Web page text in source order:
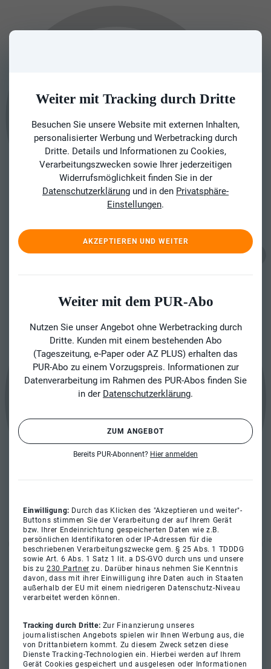
Weiter mit Tracking durch Dritte
Besuchen Sie unsere Website mit externen Inhalten,
personalisierter Werbung und Werbetracking durch
Dritte. Details und Informationen zu Cookies,
Verarbeitungszwecken sowie Ihrer jederzeitigen
Widerrufsmöglichkeit finden Sie in der
Datenschutzerklärung und in den Privatsphäre-
Einstellungen.
AKZEPTIEREN UND WEITER
Weiter mit dem PUR-Abo
Nutzen Sie unser Angebot ohne Werbetracking durch
Dritte. Kunden mit einem bestehenden Abo
(Tageszeitung, e-Paper oder AZ PLUS) erhalten das
PUR-Abo zu einem Vorzugspreis. Informationen zur
Datenverarbeitung im Rahmen des PUR-Abos finden Sie
in der Datenschutzerklärung.
ZUM ANGEBOT
Bereits PUR-Abonnent? Hier anmelden
Einwilligung: Durch das Klicken des "Akzeptieren und weiter"-
Buttons stimmen Sie der Verarbeitung der auf Ihrem Gerät
bzw. Ihrer Endeinrichtung gespeicherten Daten wie z.B.
persönlichen Identifikatoren oder IP-Adressen für die
beschriebenen Verarbeitungszwecke gem. § 25 Abs. 1 TDDDG
sowie Art. 6 Abs. 1 Satz 1 lit. a DS-GVO durch uns und unsere
bis zu230 Partner zu. Darüber hinaus nehmen Sie Kenntnis
davon, dass mit ihrer Einwilligung ihre Daten auch in Staaten
außerhalb der EU mit einem niedrigeren Datenschutz-Niveau
verarbeitet werden können.
Tracking durch Dritte: Zur Finanzierung unseres
journalistischen Angebots spielen wir Ihnen Werbung aus, die
von Drittanbietern kommt. Zu diesem Zweck setzen diese
Dienste Tracking-Technologien ein. Hierbei werden auf Ihrem
Gerät Cookies gespeichert und ausgelesen oder Informationen